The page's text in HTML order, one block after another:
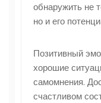
обнаружить не
но и его
Позитивный
хорошие
самомнения.
счастливом